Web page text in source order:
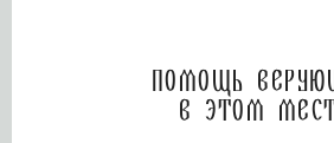
Помощь
в этом